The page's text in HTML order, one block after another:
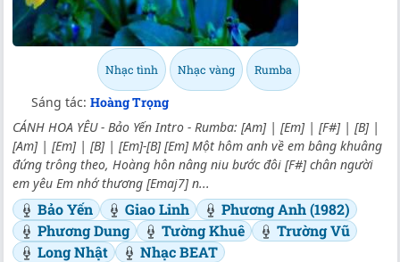
Nhạc tình Nhạc vàng Rumba
Sáng tác: Hoàng Trọng
CÁNH HOA YÊU - Bảo Yến Intro - Rumba: [Am] | [Em] | [F#] | [B] |
[Am] | [Em] | [B] | [Em]-[B] [Em] Một hôm anh về em bâng khuâng
đứng trông theo, Hoàng hôn nâng niu bước đôi [F#] chân người
em yêu Em nhớ thương [Emaj7] n...
Bảo Yến Giao Linh
Phương Anh (1982)
Phương Dung
Tường Khuê
Trường Vũ
Long Nhật
Nhạc BEAT